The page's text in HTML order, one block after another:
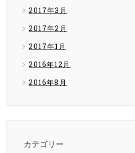
2017年3月
2017年2月
2017年1月
2016年12月
2016年8月
カテゴリー